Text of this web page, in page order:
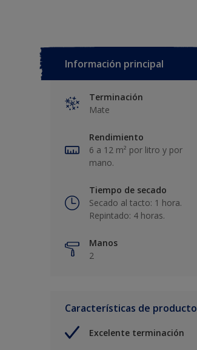
Información principal
Terminación
Mate
Rendimiento
6 a 12 m² por litro y por
mano.
Tiempo de secado
Secado al tacto: 1 hora.
Repintado: 4 horas.
Manos
2
Características de producto
Excelente terminación